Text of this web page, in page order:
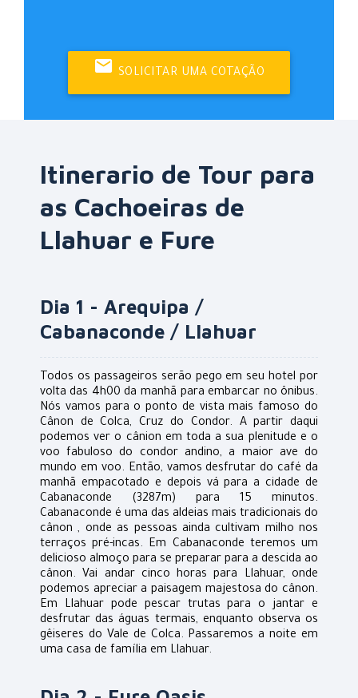
SOLICITAR UMA COTAÇÃO
Itinerario de Tour para
as Cachoeiras de
Llahuar e Fure
Dia 1 - Arequipa /
Cabanaconde / Llahuar
Todos os passageiros serão pego em seu hotel por
volta das 4h00 da manhã para embarcar no ônibus.
Nós vamos para o ponto de vista mais famoso do
Cânon de Colca, Cruz do Condor. A partir daqui
podemos ver o cânion em toda a sua plenitude e o
voo fabuloso do condor andino, a maior ave do
mundo em voo. Então, vamos desfrutar do café da
manhã empacotado e depois vá para a cidade de
Cabanaconde (3287m) para 15 minutos.
Cabanaconde é uma das aldeias mais tradicionais do
cânon , onde as pessoas ainda cultivam milho nos
terraços pré-incas. Em Cabanaconde teremos um
delicioso almoço para se preparar para a descida ao
cânon. Vai andar cinco horas para Llahuar, onde
podemos apreciar a paisagem majestosa do cânon.
Em Llahuar pode pescar trutas para o jantar e
desfrutar das águas termais, enquanto observa os
gêiseres do Vale de Colca. Passaremos a noite em
uma casa de família em Llahuar.